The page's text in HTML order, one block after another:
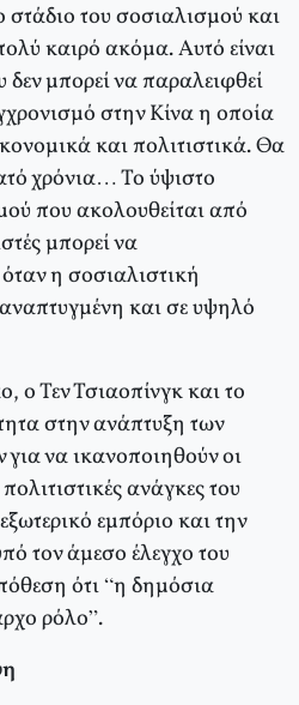
στάδιο του σοσιαλισμού και
καιρό ακόμα. Αυτό είναι
δεν μπορεί να παραλειφθεί
στην Κίνα η οποία
και πολιτιστικά. Θα
χρόνια… Το ύψιστο
που ακολουθείται από
μπορεί να
η σοσιαλιστική
και σε υψηλό
Τεν Τσιαοπίνγκ και το
στην ανάπτυξη των
να ικανοποιηθούν οι
ανάγκες του
εμπόριο και την
τον άμεσο έλεγχο του
ότι “η δημόσια
ρόλο”.